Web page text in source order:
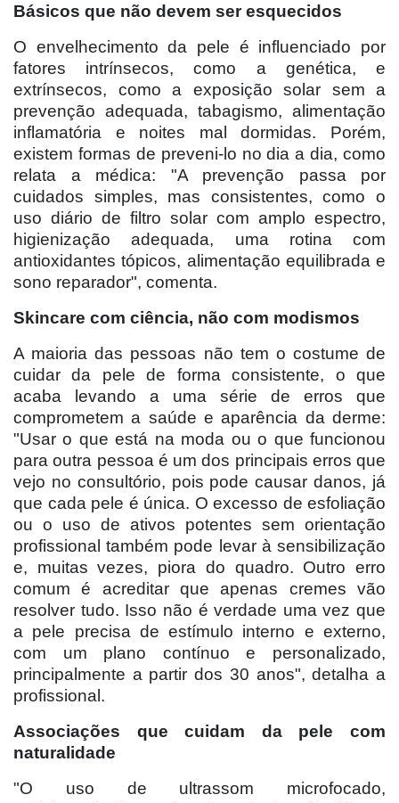
Básicos que não devem ser esquecidos
O envelhecimento da pele é influenciado por
fatores intrínsecos, como a genética, e
extrínsecos, como a exposição solar sem a
prevenção adequada, tabagismo, alimentação
inflamatória e noites mal dormidas. Porém,
existem formas de preveni-lo no dia a dia, como
relata a médica: "A prevenção passa por
cuidados simples, mas consistentes, como o
uso diário de filtro solar com amplo espectro,
higienização adequada, uma rotina com
antioxidantes tópicos, alimentação equilibrada e
sono reparador", comenta.
Skincare com ciência, não com modismos
A maioria das pessoas não tem o costume de
cuidar da pele de forma consistente, o que
acaba levando a uma série de erros que
comprometem a saúde e aparência da derme:
"Usar o que está na moda ou o que funcionou
para outra pessoa é um dos principais erros que
vejo no consultório, pois pode causar danos, já
que cada pele é única. O excesso de esfoliação
ou o uso de ativos potentes sem orientação
profissional também pode levar à sensibilização
e, muitas vezes, piora do quadro. Outro erro
comum é acreditar que apenas cremes vão
resolver tudo. Isso não é verdade uma vez que
a pele precisa de estímulo interno e externo,
com um plano contínuo e personalizado,
principalmente a partir dos 30 anos", detalha a
profissional.
Associações que cuidam da pele com
naturalidade
"O uso de ultrassom microfocado,